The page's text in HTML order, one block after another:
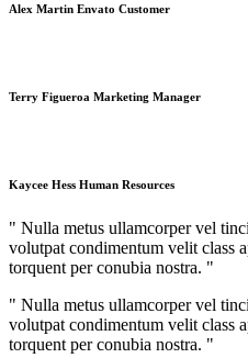
Alex Martin Envato Customer
Terry Figueroa Marketing Manager
Kaycee Hess Human Resources
" Nulla metus ullamcorper vel
volutpat condimentum velit class
torquent per conubia nostra. "
" Nulla metus ullamcorper vel
volutpat condimentum velit class
torquent per conubia nostra. "